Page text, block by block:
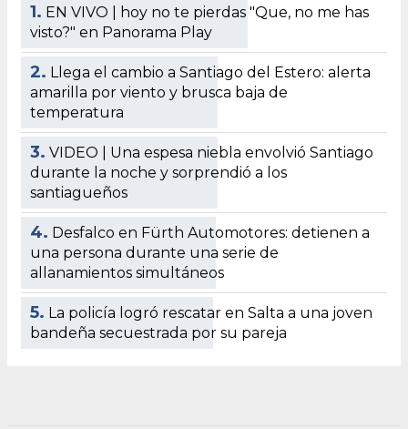
1. EN VIVO | hoy no te pierdas "Que, no me has
visto?" en Panorama Play
2. Llega el cambio a Santiago del Estero: alerta
amarilla por viento y brusca baja de
temperatura
3. VIDEO | Una espesa niebla envolvió Santiago
durante la noche y sorprendió a los
santiagueños
4. Desfalco en Fürth Automotores: detienen a
una persona durante una serie de
allanamientos simultáneos
5. La policía logró rescatar en Salta a una joven
bandeña secuestrada por su pareja